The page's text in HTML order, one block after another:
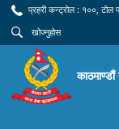
प्रहरी कन्ट्रोल : १००,